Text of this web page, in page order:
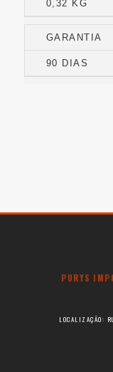
0,32 KG
GARANTIA
90 DIAS
PURYS
LOCALIZAÇÃO: